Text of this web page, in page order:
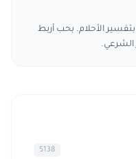
الأحلام. بحب أربط
الشرعي.
5138